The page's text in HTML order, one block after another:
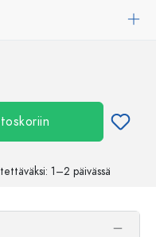
: 1–2 päivässä